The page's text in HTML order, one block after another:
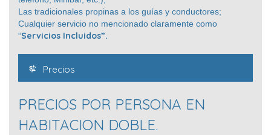
Las tradicionales propinas a los guías y conductores;
Cualquier servicio no mencionado claramente como
“Servicios Incluidos”.
Precios
PRECIOS POR PERSONA EN
HABITACION DOBLE.